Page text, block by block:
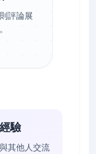
評論展
驗
其他人交流